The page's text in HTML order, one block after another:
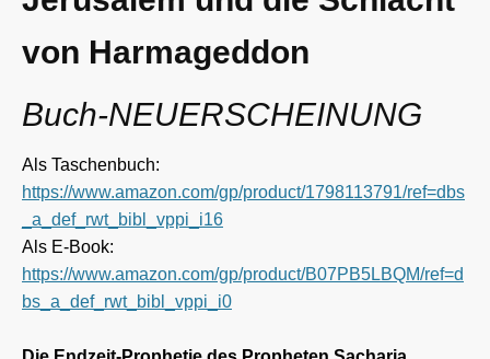
von Harmageddon
Buch-NEUERSCHEINUNG
Als Taschenbuch:
https://www.amazon.com/gp/product/1798113791/ref=dbs
_a_def_rwt_bibl_vppi_i16
Als E-Book:
https://www.amazon.com/gp/product/B07PB5LBQM/ref=d
bs_a_def_rwt_bibl_vppi_i0